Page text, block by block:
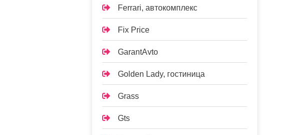
Ferrari, автокомплекс
Fix Price
GarantAvto
Golden Lady, гостиница
Grass
Gts